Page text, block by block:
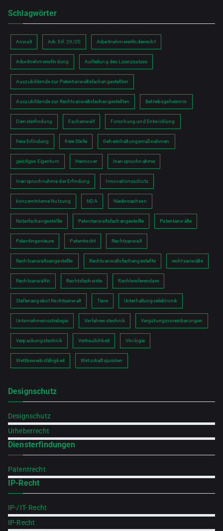
Schlagwörter
Anwalt Arb.Erf. 29/20 Arbeitnehmererfinderrecht
Arbeitnehmererfindung Aufteilung des Lizenzsatzes
Auszubildende zur Patentanwaltsfachangestellten
Auszubildende zur Rechtsanwaltsfachangestellten Betriebsgeheimnis
Diensterfindung Fachanwalt Forschung und Entwicklung
freie Erfindung freie Stelle Geheimhaltungsmaßnahmen
geistiges Eigentum Hannover Inanspruchnahme
Inanspruchnahme der Erfindung Innovationsschutz
konzerninterne Nutzung NDA Niedersachsen
Notarfachangestellte Patentanwaltsfachangestellte Patentanwälte
Patentingenieure Patentrecht Rechtsanwalt
Rechtsanwaltsangestellte Rechtsanwaltsfachangestellte rechtsanwälte
Rechtsanwältin Rechtsfachwirte Rechtsreferendare
Stellenangebot Rechtsanwalt Tiere Unterhaltungselektronik
Unternehmensstrategie Verfahrenstechnik Vergütungsvereinbarungen
Verpackungstechnik Vertraulichkeit Virologie
Wettbewerbsfähigkeit Wirtschaftsjuristen
Designschutz
Designschutz
Urheberrecht
Diensterfindungen
Patentrecht
IP-Recht
IP-/IT- Recht
IP-Recht